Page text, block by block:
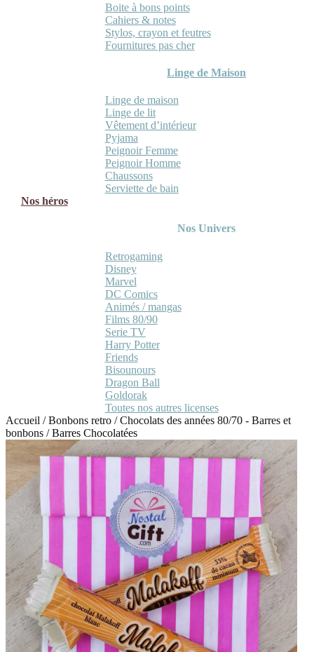
Boite à bons points
Cahiers & notes
Stylos, crayon et feutres
Fournitures pas cher
Linge de Maison
Linge de maison
Linge de lit
Vêtement d’intérieur
Pyjama
Peignoir Femme
Peignoir Homme
Chaussons
Serviette de bain
Nos héros
Nos Univers
Retrogaming
Disney
Marvel
DC Comics
Animés / mangas
Films 80/90
Serie TV
Harry Potter
Friends
Bisounours
Dragon Ball
Goldorak
Toutes nos autres licenses
Accueil /Bonbons retro /Chocolats des années 80/70 - Barres et
bonbons /Barres Chocolatées